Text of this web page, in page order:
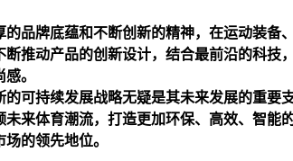
品牌底蕴和不断创新的精神，在运动装备
推动产品的创新设计，结合最前沿的科技
。
可持续发展战略无疑是其未来发展的重要
来体育潮流，打造更加环保、高效、智能
的领先地位。